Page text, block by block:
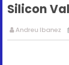
Silicon
Andreu Ibanez